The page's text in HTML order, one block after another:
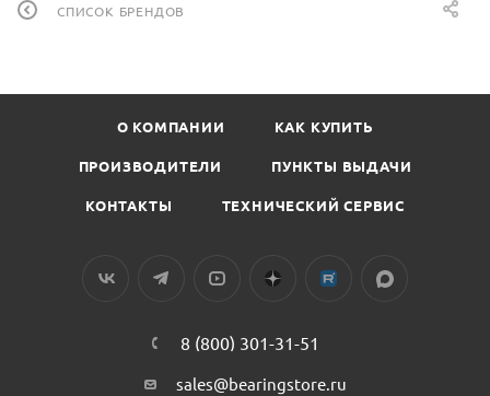
СПИСОК БРЕНДОВ
О КОМПАНИИ КАК КУПИТЬ
ПРОИЗВОДИТЕЛИ ПУНКТЫ ВЫДАЧИ
КОНТАКТЫ ТЕХНИЧЕСКИЙ СЕРВИС
8 (800) 301-31-51
sales@bearingstore.ru